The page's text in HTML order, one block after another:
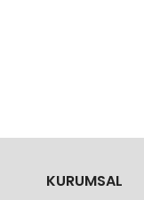
KURUMSAL